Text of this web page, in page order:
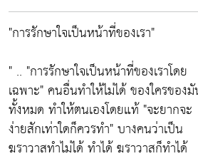
"การรักษาใจเป็นหน้าที่ของเรา"
" .. "การรักษาใจเป็นหน้าที่ของเราโดย
เฉพาะ" คนอื่นทำให้ไม่ได้ ของใครของ
ทั้งหมด ทำให้ตนเองโดยแท้ "จะยากจะ
ง่ายสักเท่าใดก็ควรทำ" บางคนว่าเป็น
ฆราวาสทำไม่ได้ ทำได้ ฆราวาสก็ทำได้